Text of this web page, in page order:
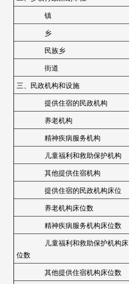
镇
乡
民族乡
街道
三、民政机构和设施
提供住宿的民政机构
养老机构
精神疾病服务机构
儿童福利和救助保护机构
其他提供住宿机构
提供住宿的民政机构床位
养老机构床位数
精神疾病服务机构床位数
儿童福利和救助保护机构床
位数
其他提供住宿机构床位数